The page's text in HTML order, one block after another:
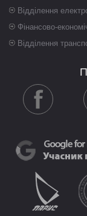
Відділення
Фінансово-
Відділення